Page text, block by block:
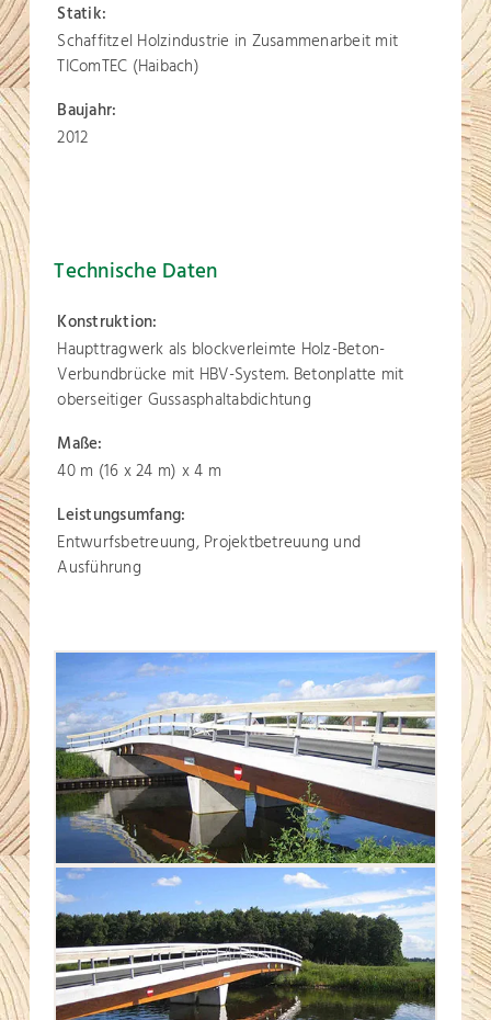
Statik:
Schaffitzel Holzindustrie in Zusammenarbeit mit
TIComTEC (Haibach)
Baujahr:
2012
Technische Daten
Konstruktion:
Haupttragwerk als blockverleimte Holz-Beton-
Verbundbrücke mit HBV-System. Betonplatte mit
oberseitiger Gussasphaltabdichtung
Maße:
40 m (16 x 24 m) x 4 m
Leistungsumfang:
Entwurfsbetreuung, Projektbetreuung und
Ausführung